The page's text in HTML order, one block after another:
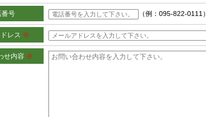
番号 （例：095-822-0111）
レス ※
せ内容 ※